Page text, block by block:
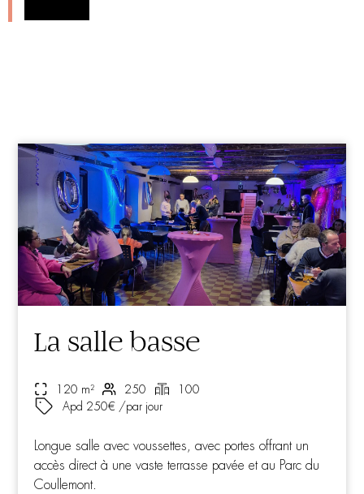
La salle basse
120 m² 250
100
Apd 250€ /par jour
Longue salle avec voussettes, avec portes offrant un
accès direct à une vaste terrasse pavée et au Parc du
Coullemont.